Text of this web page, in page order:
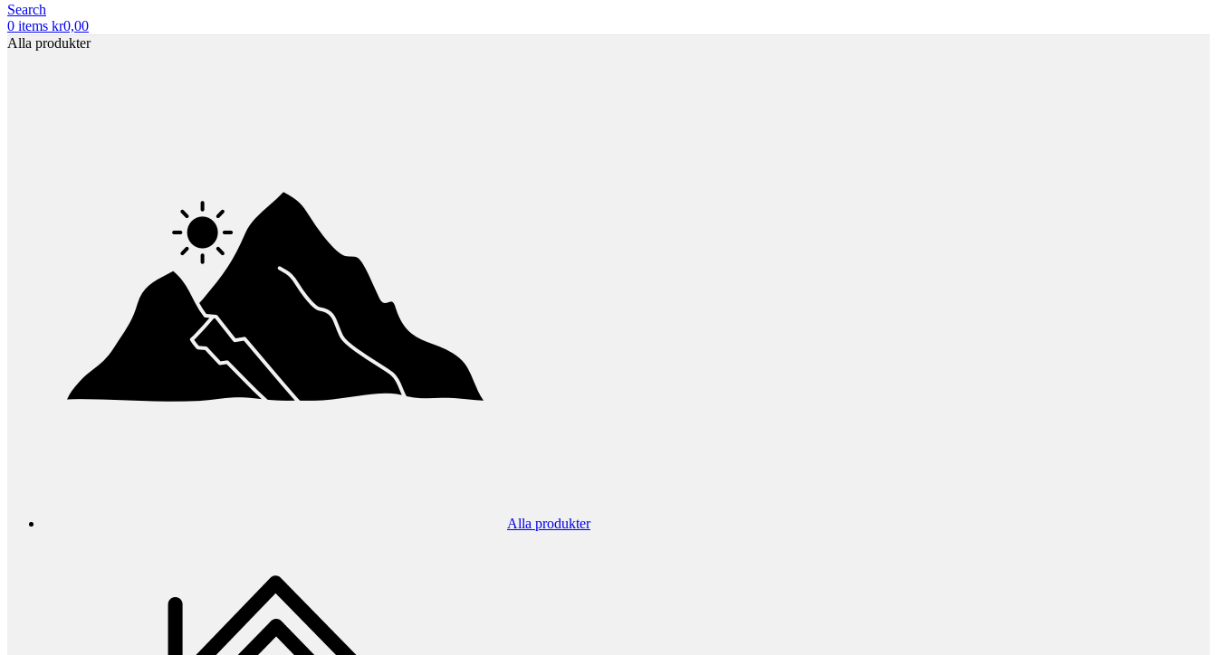
Search
0 items kr0,00
Alla produkter
Alla produkter